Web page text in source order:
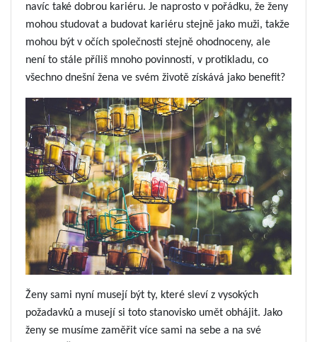
navíc také dobrou kariéru. Je naprosto v pořádku, že ženy
mohou studovat a budovat kariéru stejně jako muži, takže
mohou být v očích společnosti stejně ohodnoceny, ale
není to stále příliš mnoho povinností, v protikladu, co
všechno dnešní žena ve svém životě získává jako benefit?
Ženy sami nyní musejí být ty, které sleví z vysokých
požadavků a musejí si toto stanovisko umět obhájit. Jako
ženy se musíme zaměřit více sami na sebe a na své